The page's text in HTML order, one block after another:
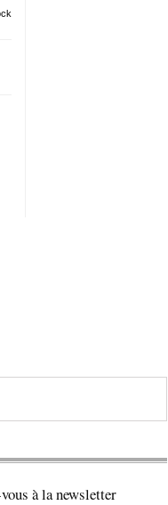
à la newsletter